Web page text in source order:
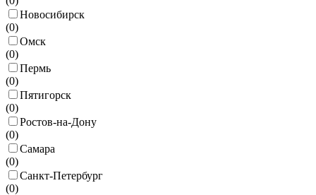
Новосибирск
(0)
Омск
(0)
Пермь
(0)
Пятигорск
(0)
Ростов-на-Дону
(0)
Самара
(0)
Санкт-Петербург
(0)